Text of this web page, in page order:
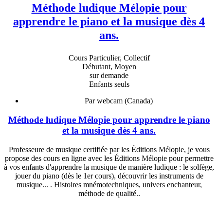
Méthode ludique Mélopie pour
apprendre le piano et la musique dès 4
ans.
Cours Particulier, Collectif
Débutant, Moyen
sur demande
Enfants seuls
Par webcam (Canada)
Méthode ludique Mélopie pour apprendre le piano
et la musique dès 4 ans.
Professeure de musique certifiée par les Éditions Mélopie, je vous
propose des cours en ligne avec les Éditions Mélopie pour permettre
à vos enfants d'apprendre la musique de manière ludique : le solfège,
jouer du piano (dès le 1er cours), découvrir les instruments de
musique... . Histoires mnémotechniques, univers enchanteur,
méthode de qualité..